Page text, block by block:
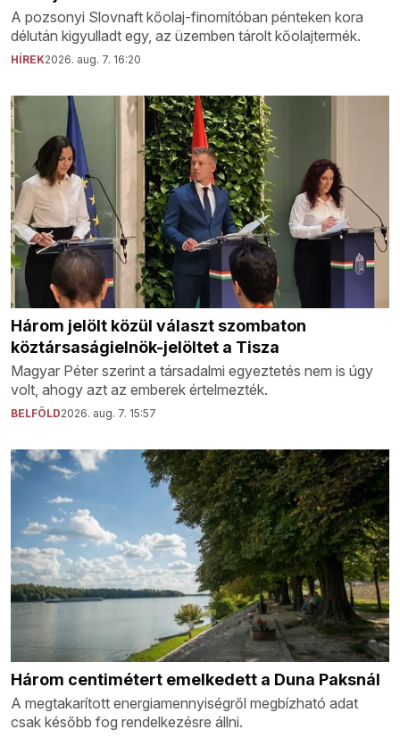
A pozsonyi Slovnaft kőolaj-finomítóban pénteken kora
délután kigyulladt egy, az üzemben tárolt kőolajtermék.
HÍREK2026. aug. 7. 16:20
Három jelölt közül választ szombaton
köztársaságielnök-jelöltet a Tisza
Magyar Péter szerint a társadalmi egyeztetés nem is úgy
volt, ahogy azt az emberek értelmezték.
BELFÖLD2026. aug. 7. 15:57
Három centimétert emelkedett a Duna Paksnál
A megtakarított energiamennyiségről megbízható adat
csak később fog rendelkezésre állni.